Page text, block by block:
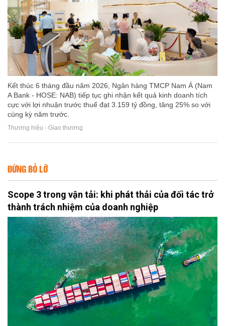
Kết thúc 6 tháng đầu năm 2026, Ngân hàng TMCP Nam Á (Nam
A Bank - HOSE: NAB) tiếp tục ghi nhận kết quả kinh doanh tích
cực với lợi nhuận trước thuế đạt 3.159 tỷ đồng, tăng 25% so với
cùng kỳ năm trước.
Thương hiệu - Giao thương
ĐỪNG BỎ LỠ
Scope 3 trong vận tải: khi phát thải của đối tác trở
thành trách nhiệm của doanh nghiệp